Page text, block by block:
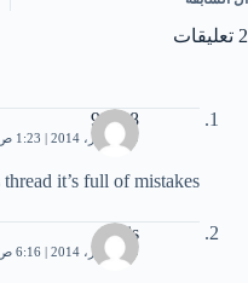
2 تعليقات
90908
9 ديسمبر، 2014 | 1:23 ص
it’s full of mistakes!
Faris
9 ديسمبر، 2014 | 6:16 ص